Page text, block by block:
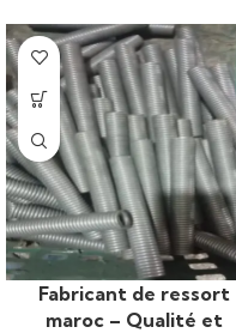
Fabricant de ressort
maroc – Qualité et